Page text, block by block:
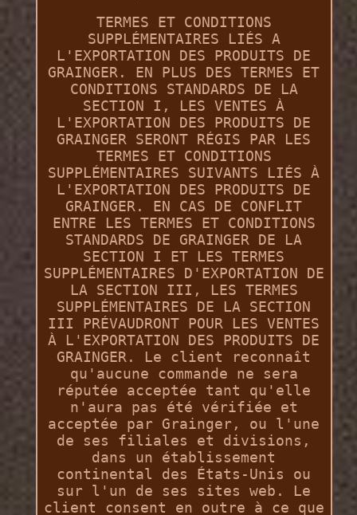
TERMES ET CONDITIONS
SUPPLÉMENTAIRES LIÉS A
L'EXPORTATION DES PRODUITS DE
GRAINGER. EN PLUS DES TERMES ET
CONDITIONS STANDARDS DE LA
SECTION I, LES VENTES À
L'EXPORTATION DES PRODUITS DE
GRAINGER SERONT RÉGIS PAR LES
TERMES ET CONDITIONS
SUPPLÉMENTAIRES SUIVANTS LIÉS À
L'EXPORTATION DES PRODUITS DE
GRAINGER. EN CAS DE CONFLIT
ENTRE LES TERMES ET CONDITIONS
STANDARDS DE GRAINGER DE LA
SECTION I ET LES TERMES
SUPPLÉMENTAIRES D'EXPORTATION DE
LA SECTION III, LES TERMES
SUPPLÉMENTAIRES DE LA SECTION
III PRÉVAUDRONT POUR LES VENTES
À L'EXPORTATION DES PRODUITS DE
GRAINGER. Le client reconnaît
qu'aucune commande ne sera
réputée acceptée tant qu'elle
n'aura pas été vérifiée et
acceptée par Grainger, ou l'une
de ses filiales et divisions,
dans un établissement
continental des États-Unis ou
sur l'un de ses sites web. Le
client consent en outre à ce que